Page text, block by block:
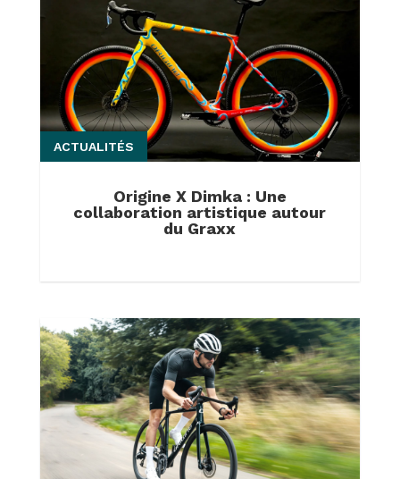
Origine X Dimka : Une
collaboration artistique autour
du Graxx
ACTUALITÉS